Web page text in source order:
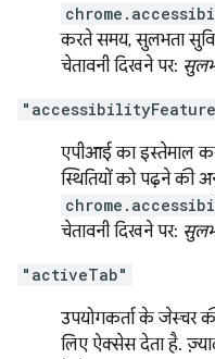
करते समय, सुलभता
चेतावनी दिखने पर:
एपीआई का इस्तेमाल
स्थितियों को पढ़ने की
चेतावनी दिखने पर:
"activeTab"
उपयोगकर्ता के जेस्चर
लिए ऐक्सेस देता है.